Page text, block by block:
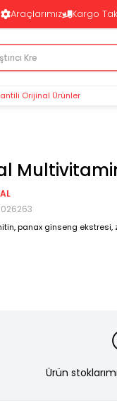
Araçlarımız Kargo
Orijinal Ürünler
panax ginseng ekstresi,
Ürün